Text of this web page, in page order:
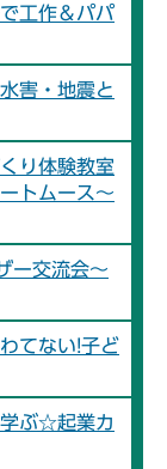
工作＆パパ
害・地震と
り体験教室
トムース～
ー交流会～
てない!子ど
学ぶ☆起業カ